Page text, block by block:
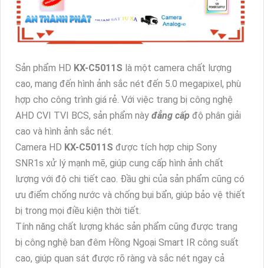
Sản phẩm HD KX-C5011S là một camera chất lượng
cao, mang đến hình ảnh sắc nét đến 5.0 megapixel, phù
hợp cho công trình giá rẻ. Với việc trang bị công nghệ
AHD CVI TVI BCS, sản phẩm này đẳng cấp độ phân giải
cao và hình ảnh sắc nét.
Camera HD KX-C5011S được tích hợp chip Sony
SNR1s xử lý mạnh mẽ, giúp cung cấp hình ảnh chất
lượng với độ chi tiết cao. Đầu ghi của sản phẩm cũng có
ưu điểm chống nước và chống bụi bẩn, giúp bảo vệ thiết
bị trong mọi điều kiện thời tiết.
Tính năng chất lượng khác sản phẩm cũng được trang
bị công nghệ ban đêm Hồng Ngoại Smart IR công suất
cao, giúp quan sát được rõ ràng và sắc nét ngay cả